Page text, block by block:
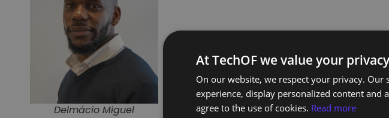
Delmácio Miguel
At TechOF we value your privacy
On our website, we respect your privacy.
experience, display personalized content and
agree to the use of cookies. Read more